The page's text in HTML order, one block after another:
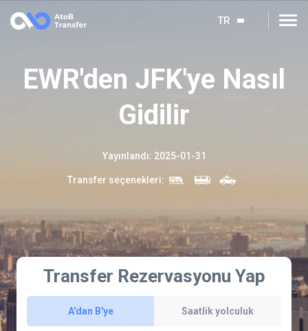
TR
EWR'den JFK'ye Nasıl
Gidilir
Yayınlandı: 2025-01-31
Transfer seçenekleri:
Transfer Rezervasyonu Yap
A'dan B'ye Saatlik yolculuk